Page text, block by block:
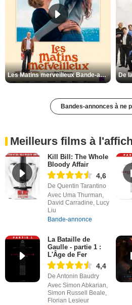
Les Matins merveilleux Bande-annonce VF
Bandes-annonces à ne
Meilleurs films à
Kill Bill: The Whole
Bloody Affair
4,6
De Quentin Tarantino
Avec Uma Thurman,
David Carradine, Lucy
Liu
Bande-annonce
La Bataille de
Gaulle - partie 1 :
L'Âge de Fer
4,4
De Antonin Baudry
Avec Simon Abkarian,
Simon Russell Beale,
Florian Lesieur